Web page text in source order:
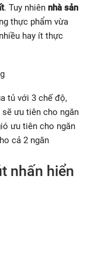
. Tuy nhiên nhà sản
thực phẩm vừa
hay ít thực
tủ với 3 chế độ,
ưu tiên cho ngăn
ưu tiên cho ngăn
cả 2 ngăn
nhấn hiển